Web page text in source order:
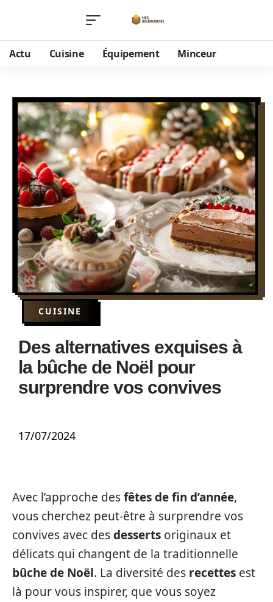
Actu Cuisine Équipement Minceur
CUISINE
Des alternatives exquises à
la bûche de Noël pour
surprendre vos convives
17/07/2024
Avec l’approche desfêtes de fin d’année,
vous cherchez peut-être à surprendre vos
convives avec desdesserts originaux et
délicats qui changent de la traditionnelle
bûche de Noël. La diversité des recettes est
là pour vous inspirer, que vous soyez